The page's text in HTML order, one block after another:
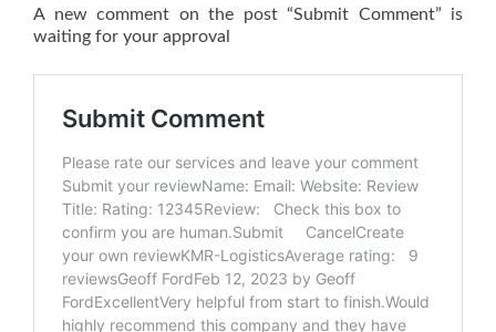
A new comment on the post “Submit Comment” is
waiting for your approval